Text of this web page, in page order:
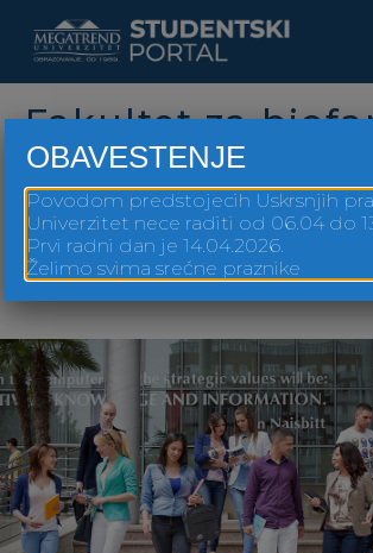
content
Fakultet za
Bačka
OBAVESTENJE
Povodom predstojecih Uskrsnjih
Univerzitet nece raditi od 06.04 do
Prvi radni dan je 14.04.2026.
Želimo svima srećne praznike